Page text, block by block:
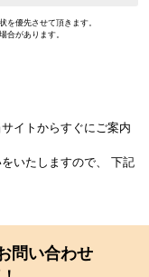
を優先させて頂きます。
合があります。
イトからすぐにご案内
いたしますので、 下記
問い合わせ